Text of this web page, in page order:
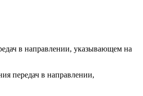
в направлении, указывающем на
передач в направлении,